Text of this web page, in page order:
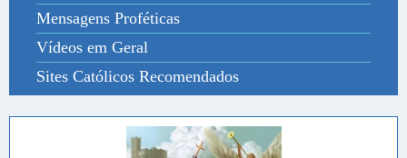
Mensagens Proféticas
Vídeos em Geral
Sites Católicos Recomendados